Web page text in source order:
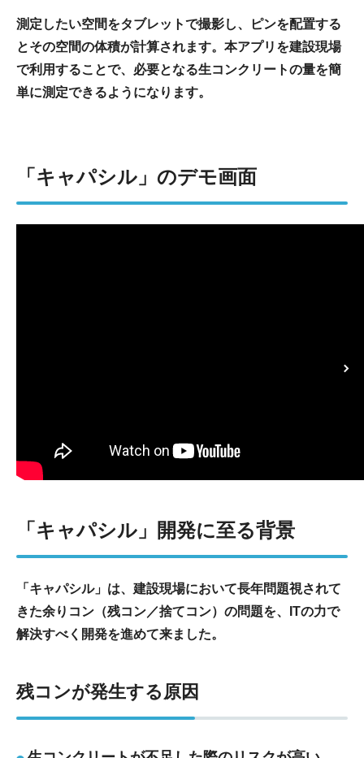
測定したい空間をタブレットで撮影し、ピンを配置する
とその空間の体積が計算されます。本アプリを建設現場
で利用することで、必要となる生コンクリートの量を簡
単に測定できるようになります。
「キャパシル」のデモ画面
「キャパシル」開発に至る背景
「キャパシル」は、建設現場において長年問題視されて
きた余りコン（残コン／捨てコン）の問題を、ITの力で
解決すべく開発を進めて来ました。
残コンが発生する原因